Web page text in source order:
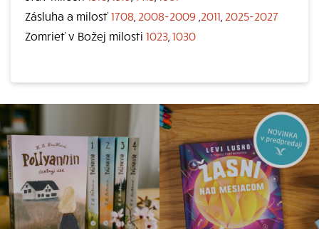
Zásluha a milosť1708 2008-2009 2011 2025-2027
Zomrieť v Božej milosti 1023 1030